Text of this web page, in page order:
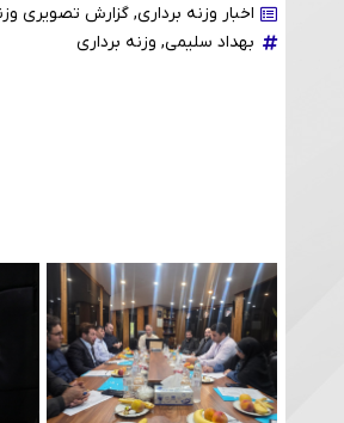
اخبار وزنه برداری, گزارش تصویری
بهداد سلیمی, وزنه برداری